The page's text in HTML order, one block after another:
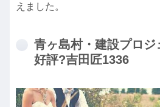
えました。
青ヶ島村・建設プロジ
好評?吉田匠1336